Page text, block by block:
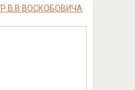
В.В.ВОСКОБОВИЧА